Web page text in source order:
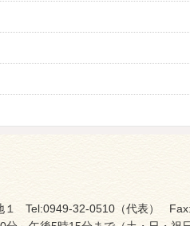
１ Tel:0949-32-0510（代表）